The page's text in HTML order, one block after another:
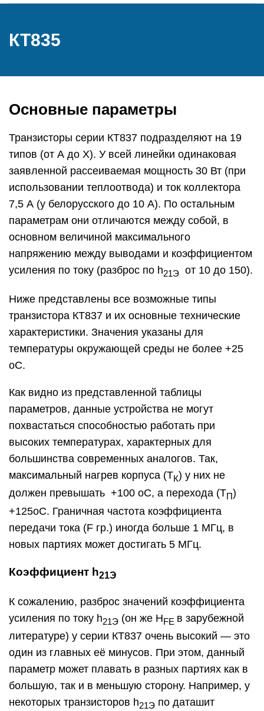
КТ835
Основные параметры
Транзисторы серии КТ837 подразделяют на 19
типов (от А до Х). У всей линейки одинаковая
заявленной рассеиваемая мощность 30 Вт (при
использовании теплоотвода) и ток коллектора
7,5 А (у белорусского до 10 А). По остальным
параметрам они отличаются между собой, в
основном величиной максимального
напряжению между выводами и коэффициентом
усиления по току (разброс по h21Э от 10 до 150).
Ниже представлены все возможные типы
транзистора КТ837 и их основные технические
характеристики. Значения указаны для
температуры окружающей среды не более +25
oС.
Как видно из представленной таблицы
параметров, данные устройства не могут
похвастаться способностью работать при
высоких температурах, характерных для
большинства современных аналогов. Так,
максимальный нагрев корпуса (ТК) у них не
должен превышать +100 oС, а перехода (ТП)
+125oС. Граничная частота коэффициента
передачи тока (F гр.) иногда больше 1 МГц, в
новых партиях может достигать 5 МГц.
Коэффициент h21Э
К сожалению, разброс значений коэффициента
усиления по току h21Э (он же HFE в зарубежной
литературе) у серии КТ837 очень высокий — это
один из главных её минусов. При этом, данный
параметр может плавать в разных партиях как в
большую, так и в меньшую сторону. Например, у
некоторых транзисторов h21Э по даташит